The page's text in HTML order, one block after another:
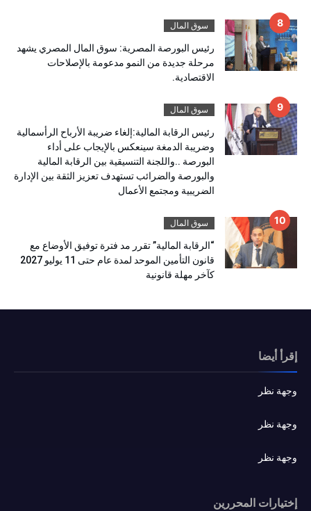
سوق المال
رئيس البورصة المصرية: سوق المال المصري يشهد
مرحلة جديدة من النمو مدعومة بالإصلاحات
الاقتصادية.
سوق المال
رئيس الرقابة المالية:إلغاء ضريبة الأرباح الرأسمالية
وضريبة الدمغة سينعكس بالإيجاب على أداء
البورصة ..واللجنة التنسيقية بين الرقابة المالية
والبورصة والضرائب تستهدف تعزيز الثقة بين الإدارة
الضريبية ومجتمع الأعمال
سوق المال
“الرقابة المالية” تقرر مد فترة توفيق الأوضاع مع
قانون التأمين الموحد لمدة عام حتى 11 يوليو 2027
كآخر مهلة قانونية
إقرأ أيضا
وجهة نظر
وجهة نظر
وجهة نظر
إختيارات المحررين